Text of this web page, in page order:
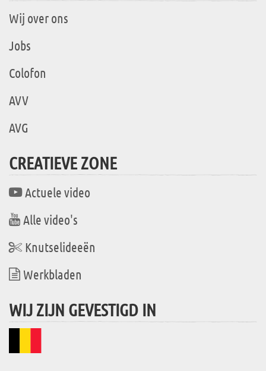
Wij over ons
Jobs
Colofon
AVV
AVG
CREATIEVE ZONE
Actuele video
Alle video's
Knutselideeën
Werkbladen
WIJ ZIJN GEVESTIGD IN